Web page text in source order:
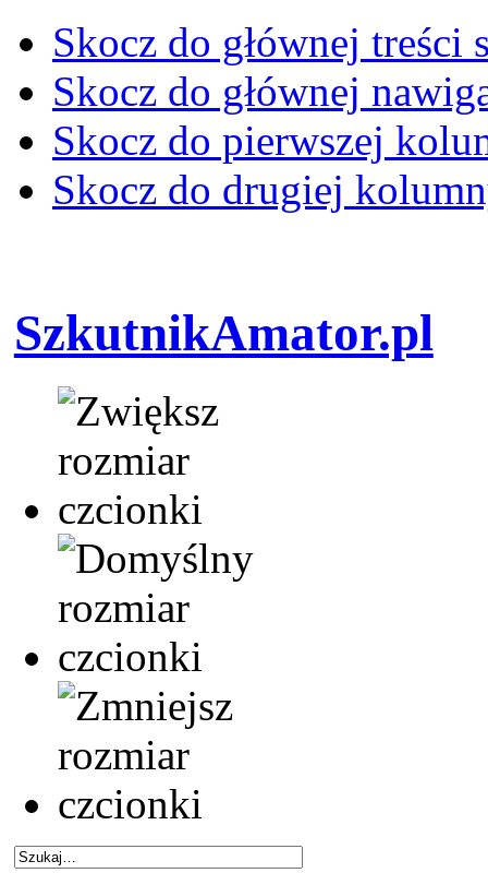
Skocz do głównej treści
Skocz do głównej
Skocz do pierwszej
Skocz do drugiej
SzkutnikAmator.pl